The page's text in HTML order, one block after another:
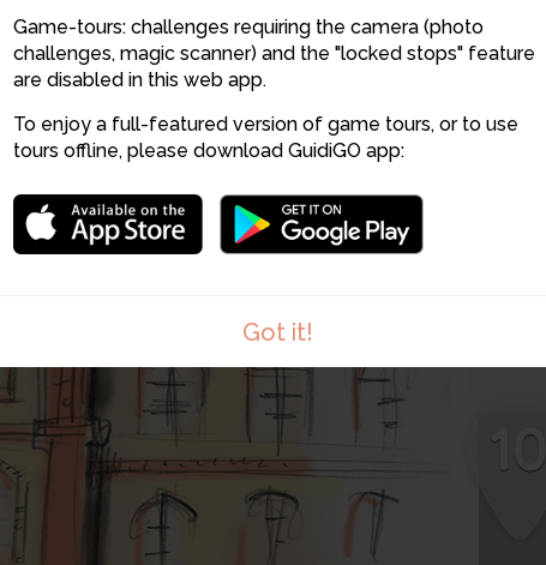
Game-tours: challenges requiring the camera (photo
challenges, magic scanner) and the "locked stops" feature
are disabled in this web app.
To enjoy a full-featured version of game tours, or to use
tours offline, please download GuidiGO app:
Got it!